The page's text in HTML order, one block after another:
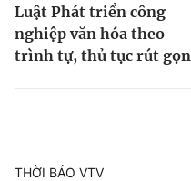
Luật Phát triển công
nghiệp văn hóa theo
trình tự, thủ tục rút gọn
THỜI BÁO VTV